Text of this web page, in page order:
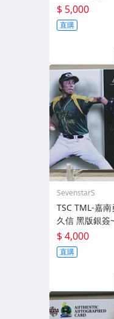
22 Topps
main SSP 亮面
$ 5,000
直購
SevenstarS
TSC TML-嘉
久信 黑版銀簽
量10張 簽名卡
換回~ 簽背號
職3屆勝投王
$ 4,000
直購